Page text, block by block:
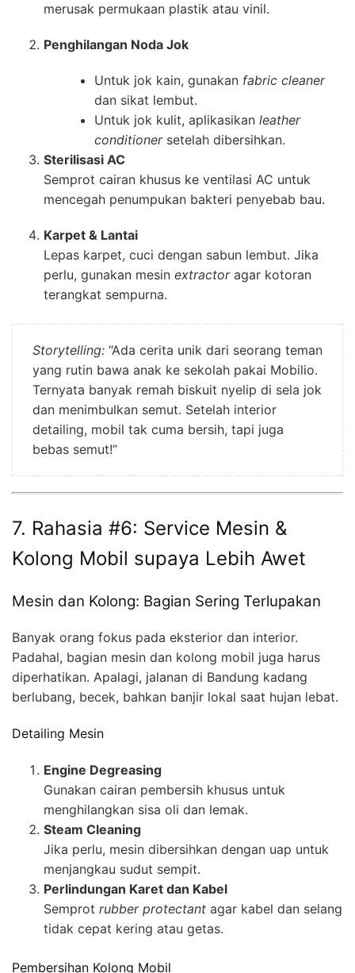
merusak permukaan plastik atau vinil.
Penghilangan Noda Jok
Untuk jok kain, gunakan fabric cleaner
dan sikat lembut.
Untuk jok kulit, aplikasikan leather
conditionersetelah dibersihkan.
Sterilisasi AC
Semprot cairan khusus ke ventilasi AC untuk
mencegah penumpukan bakteri penyebab bau.
Karpet & Lantai
Lepas karpet, cuci dengan sabun lembut. Jika
perlu, gunakan mesin extractoragar kotoran
terangkat sempurna.
Storytelling: “Ada cerita unik dari seorang teman
yang rutin bawa anak ke sekolah pakai Mobilio.
Ternyata banyak remah biskuit nyelip di sela jok
dan menimbulkan semut. Setelah interior
detailing, mobil tak cuma bersih, tapi juga
bebas semut!”
7. Rahasia #6: Service Mesin &
Kolong Mobil supaya Lebih Awet
Mesin dan Kolong: Bagian Sering Terlupakan
Banyak orang fokus pada eksterior dan interior.
Padahal, bagian mesin dan kolong mobil juga harus
diperhatikan. Apalagi, jalanan di Bandung kadang
berlubang, becek, bahkan banjir lokal saat hujan lebat.
Detailing Mesin
Engine Degreasing
Gunakan cairan pembersih khusus untuk
menghilangkan sisa oli dan lemak.
Steam Cleaning
Jika perlu, mesin dibersihkan dengan uap untuk
menjangkau sudut sempit.
Perlindungan Karet dan Kabel
Semprot rubber protectant agar kabel dan selang
tidak cepat kering atau getas.
Pembersihan Kolong Mobil